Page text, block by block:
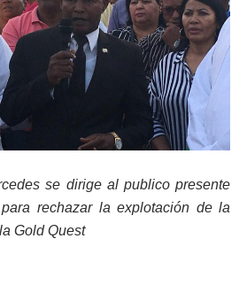
se dirige al publico presente
rechazar la explotación de la
Gold Quest